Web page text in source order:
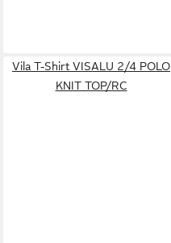
Vila T-Shirt VISALU 2/4 POLO
KNIT TOP/RC